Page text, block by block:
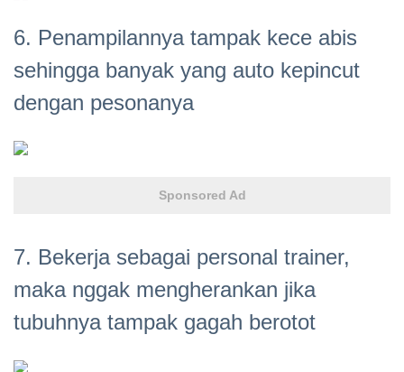
6. Penampilannya tampak kece abis
sehingga banyak yang auto kepincut
dengan pesonanya
Sponsored Ad
7. Bekerja sebagai personal trainer,
maka nggak mengherankan jika
tubuhnya tampak gagah berotot